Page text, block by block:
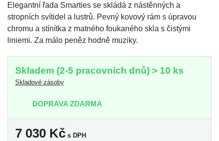
Elegantní řada Smarties se skládá z nástěnných a
stropních svítidel a lustrů. Pevný kovový rám s úpravou
chromu a stínítka z matného foukaného skla s čistými
liniemi. Za málo peněz hodně muziky.
Skladem (2-5 pracovních dnů) > 10 ks
Skladové zásoby
DOPRAVA ZDARMA
7 030 Kč s DPH